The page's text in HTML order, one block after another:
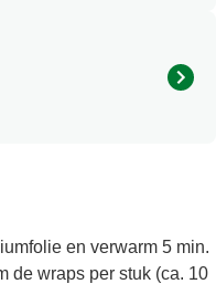
en verwarm 5 min.
de wraps per stuk (ca. 10